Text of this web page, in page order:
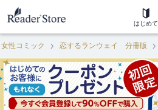
はじめて
女性コミック 恋するランウェイ 分冊版